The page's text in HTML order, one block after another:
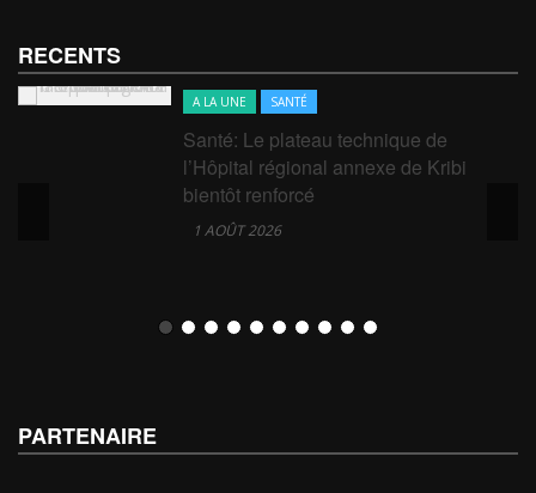
RECENTS
A LA UNE SANTÉ
Santé: Le plateau technique de
l’Hôpital régional annexe de Kribi
bientôt renforcé
1 AOÛT 2026
PARTENAIRE